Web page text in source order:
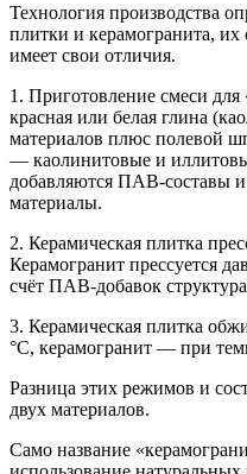
Технология производства
плитки и керамогранита,
имеет свои отличия.
1. Приготовление смеси
красная или белая глина
материалов плюс полевой
— каолинитовые и
добавляются ПАВ-составы
материалы.
2. Керамическая плитка
Керамогранит прессуется
счёт ПАВ-добавок
3. Керамическая плитка
°С, керамогранит — при
Разница этих режимов и
двух материалов.
Само название